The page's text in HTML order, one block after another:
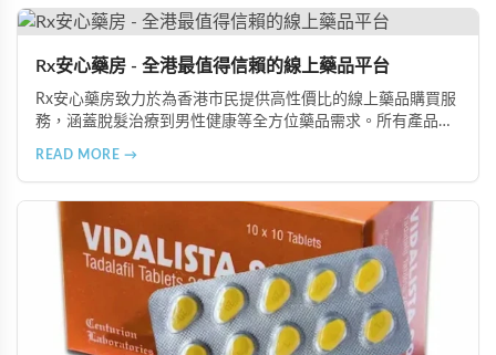
Rx安心藥房 - 全港最值得信賴的線上藥品平台
Rx安心藥房致力於為香港市民提供高性價比的線上藥品購買服
務，涵蓋脫髮治療到男性健康等全方位藥品需求。所有產品均
READ MORE →